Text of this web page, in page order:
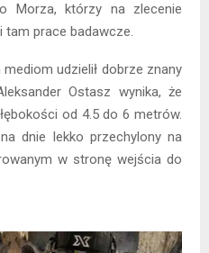
Morza, którzy na zlecenie
tam prace badawcze.
udzielił dobrze znany
Ostasz wynika, że
od 4.5 do 6 metrów.
dnie lekko przechylony na
w stronę wejścia do